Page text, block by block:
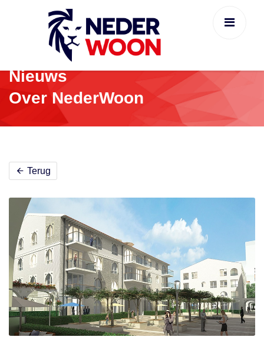
Nieuws
Over NederWoon
Terug